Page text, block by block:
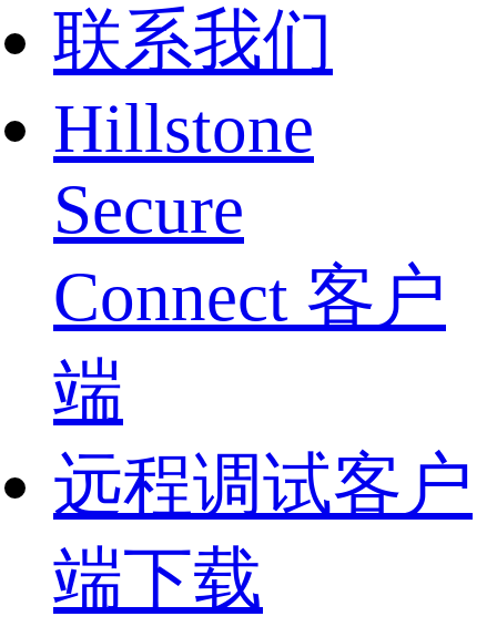
联系我们
Hillstone
Secure
Connect 客户
端
远程调试客户
端下载